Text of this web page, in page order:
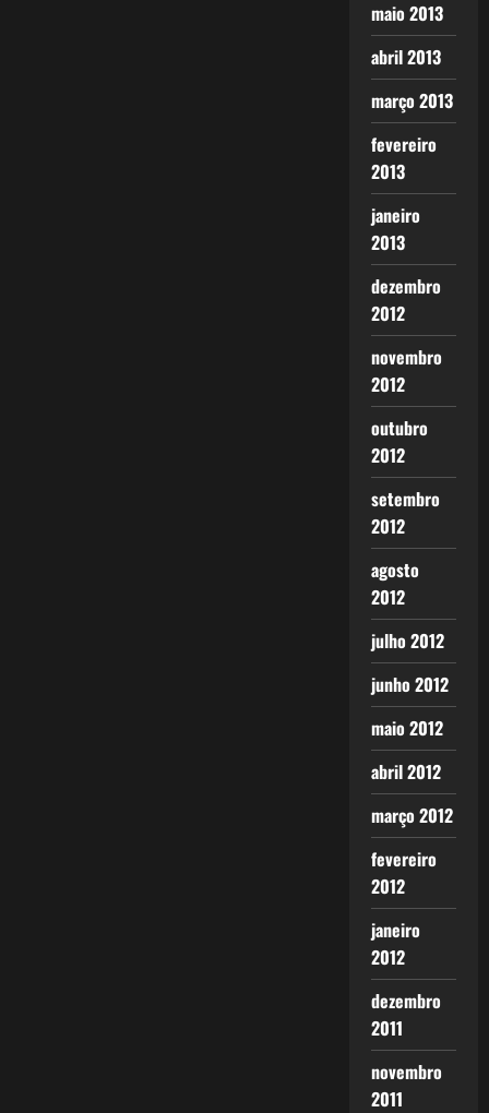
maio 2013
abril 2013
março 2013
fevereiro
2013
janeiro
2013
dezembro
2012
novembro
2012
outubro
2012
setembro
2012
agosto
2012
julho 2012
junho 2012
maio 2012
abril 2012
março 2012
fevereiro
2012
janeiro
2012
dezembro
2011
novembro
2011